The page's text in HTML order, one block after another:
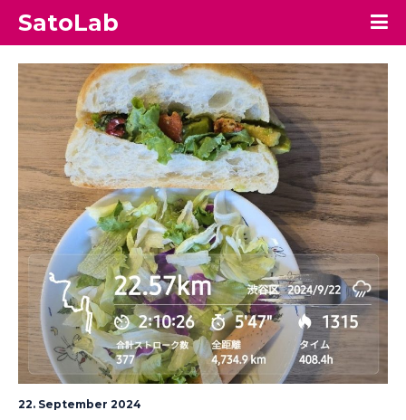
SatoLab
22. September 2024